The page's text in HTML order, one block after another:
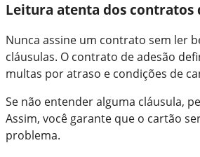
Leitura atenta dos contratos
Nunca assine um contrato sem ler
cláusulas. O contrato de adesão
multas por atraso e condições de
Se não entender alguma cláusula,
Assim, você garante que o cartão
problema.